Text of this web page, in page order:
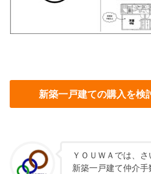
新築一戸建ての購入を検
ＹＯＵＷＡでは、
新築一戸建て仲介